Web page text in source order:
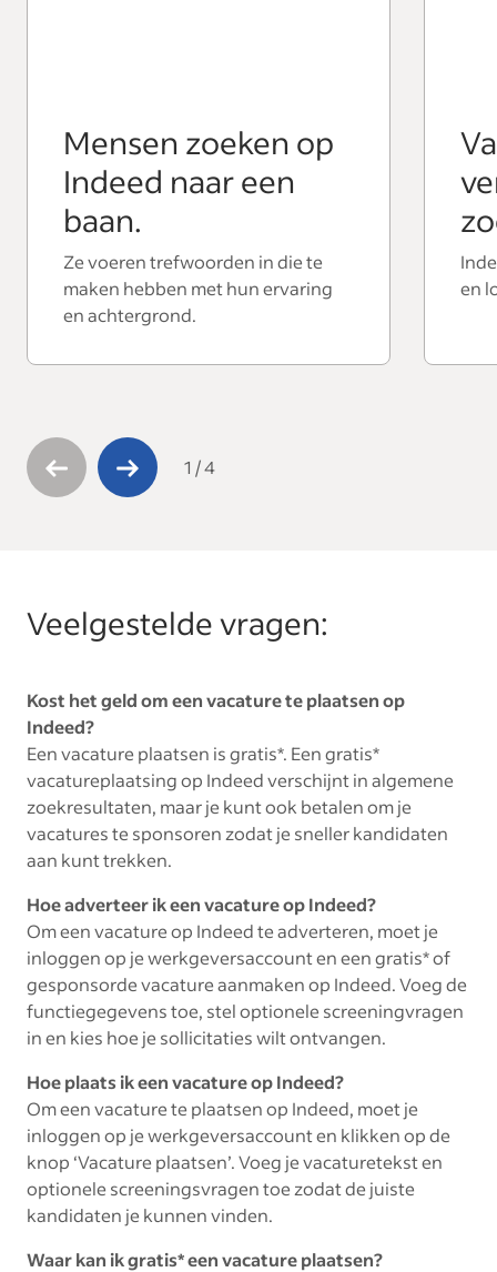
Mensen zoeken op
Indeed naar een
baan.
Ze voeren trefwoorden in die te
maken hebben met hun ervaring
en achtergrond.
en
1 /4
Veelgestelde vragen:
Kost het geld om een vacature te plaatsen op
Indeed?
Een vacature plaatsen is gratis*. Een gratis*
vacatureplaatsing op Indeed verschijnt in algemene
zoekresultaten, maar je kunt ook betalen om je
vacatures te sponsoren zodat je sneller kandidaten
aan kunt trekken.
Hoe adverteer ik een vacature op Indeed?
Om een vacature op Indeed te adverteren, moet je
inloggen op je werkgeversaccount en een gratis* of
gesponsorde vacature aanmaken op Indeed. Voeg de
functiegegevens toe, stel optionele screeningvragen
in en kies hoe je sollicitaties wilt ontvangen.
Hoe plaats ik een vacature op Indeed?
Om een vacature te plaatsen op Indeed, moet je
inloggen op je werkgeversaccount en klikken op de
knop ‘Vacature plaatsen’. Voeg je vacaturetekst en
optionele screeningsvragen toe zodat de juiste
kandidaten je kunnen vinden.
Waar kan ik gratis* een vacature plaatsen?